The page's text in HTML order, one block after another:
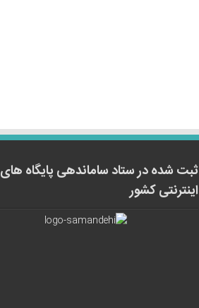
ثبت شده در ستاد ساماندهی پایگاه های
اینترنتی کشور